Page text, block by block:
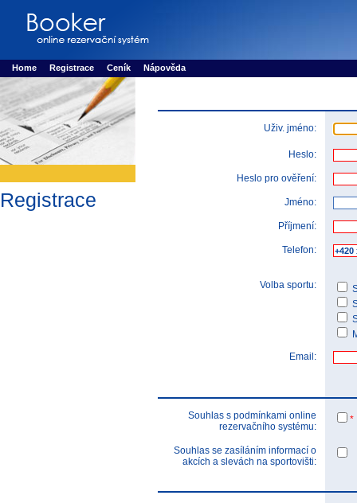
Rezervujse - Port�l pro online rezervace sportu
Home Registrace Ceník Nápověda
Registrace
Uživ. jméno:
Heslo:
Heslo pro ověření:
Jméno:
Příjmení:
Telefon:
Volba sportu:
Email:
Souhlas s podmínkami online
rezervačního systému:
*
Souhlas se zasíláním informací o
akcích a slevách na sportovišti: